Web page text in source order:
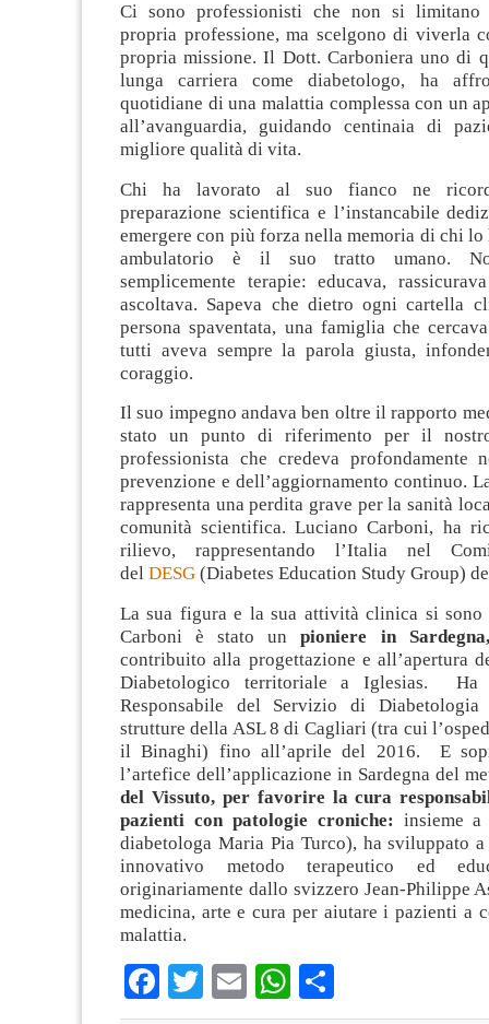
Ci sono professionisti che non si limitano
propria professione, ma scelgono di viverla
propria missione. Il Dott. Carboniera uno di
lunga carriera come diabetologo, ha
quotidiane di una malattia complessa con un
all’avanguardia, guidando centinaia di
migliore qualità di vita.
Chi ha lavorato al suo fianco ne
preparazione scientifica e l’instancabile
emergere con più forza nella memoria di chi
ambulatorio è il suo tratto umano.
semplicemente terapie: educava,
ascoltava. Sapeva che dietro ogni cartella
persona spaventata, una famiglia che
tutti aveva sempre la parola giusta,
coraggio.
Il suo impegno andava ben oltre il rapporto
stato un punto di riferimento per il
professionista che credeva profondamente
prevenzione e dell’aggiornamento continuo.
rappresenta una perdita grave per la sanità
comunità scientifica. Luciano Carboni, ha
rilievo, rappresentando l’Italia nel
del ⁠DESG (Diabetes Education Study Group)
La sua figura e la sua attività clinica si sono
Carboni è stato unpioniere in Sardegna,
contribuito alla progettazione e all’apertura
Diabetologico territoriale a Iglesias. Ha
Responsabile del Servizio di Diabetologia
strutture della ASL 8 di Cagliari (tra cui
il Binaghi) fino all’aprile del 2016. E
l’artefice dell’applicazione in Sardegna del
del Vissuto, per favorire la cura
pazienti con patologie croniche: insieme
diabetologa Maria Pia Turco), ha sviluppato
innovativo metodo terapeutico ed
originariamente dallo svizzero Jean-Philippe
medicina, arte e cura per aiutare i pazienti a
malattia.
Facebook
TwitterEmailWhatsApp